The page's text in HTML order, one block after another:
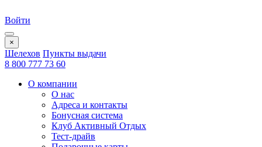
Войти
×
Шелехов Пункты выдачи
8 800 777 73 60
О компании
О нас
Адреса и контакты
Бонусная система
Клуб Активный Отдых
Тест-драйв